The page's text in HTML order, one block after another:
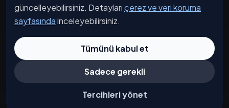
güncelleyebilirsiniz. Detaylarıçerez ve veri koruma
sayfasındainceleyebilirsiniz.
Tümünü kabul et
Sadece gerekli
Tercihleri yönet
Üyelik Sözleşmesi
Kişisel Veri Koruma
© 2026 Caddesi.com. Tüm hakları saklıdır.